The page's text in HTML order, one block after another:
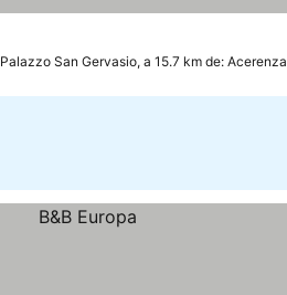
Palazzo San Gervasio, a 15.7 km de: Acerenza